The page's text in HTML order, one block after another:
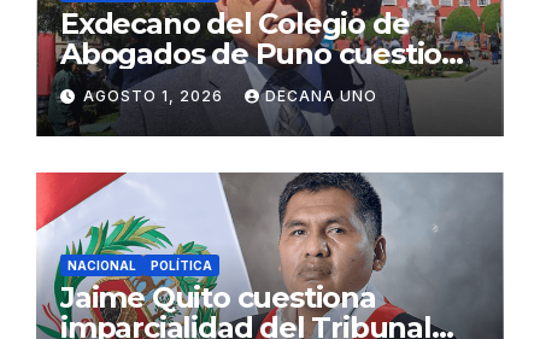
Exdecano del Colegio de
Abogados de Puno cuestiona
propuestas sobre seguridad
ciudadana
AGOSTO 1, 2026 DECANA UNO
NACIONAL POLÍTICA
Jaime Quito cuestiona
imparcialidad del Tribunal